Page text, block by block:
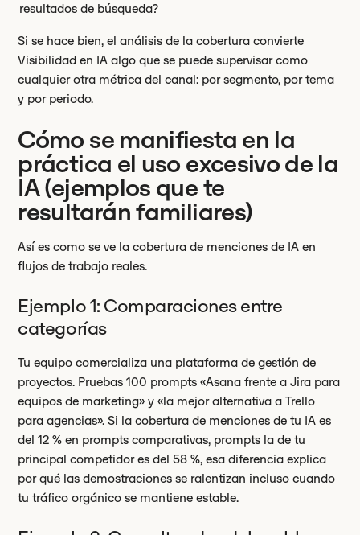
resultados de búsqueda?
Si se hace bien, el análisis de la cobertura convierte
Visibilidad en IA algo que se puede supervisar como
cualquier otra métrica del canal: por segmento, por tema
y por periodo.
Cómo se manifiesta en la
práctica el uso excesivo de la
IA (ejemplos que te
resultarán familiares)
Así es como se ve la cobertura de menciones de IA en
flujos de trabajo reales.
Ejemplo 1: Comparaciones entre
categorías
Tu equipo comercializa una plataforma de gestión de
proyectos. Pruebas 100 prompts «Asana frente a Jira para
equipos de marketing» y «la mejor alternativa a Trello
para agencias». Si la cobertura de menciones de tu IA es
del 12 % en prompts comparativas, prompts la de tu
principal competidor es del 58 %, esa diferencia explica
por qué las demostraciones se ralentizan incluso cuando
tu tráfico orgánico se mantiene estable.